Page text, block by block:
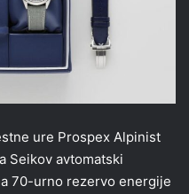
ure Prospex Alpinist
Seikov avtomatski
70-urno rezervo energije